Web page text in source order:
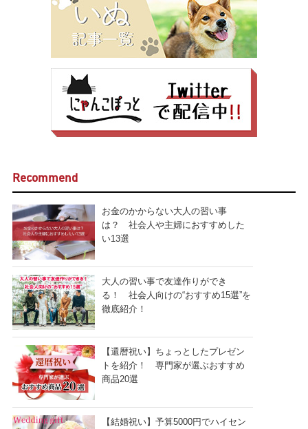
Recommend
お金のかからない大人の習い事
は？ 社会人や主婦におすすめした
い13選
大人の習い事で友達作りができ
る！ 社会人向けの“おすすめ15選”を
徹底紹介！
【還暦祝い】ちょっとしたプレゼン
トを紹介！ 専門家が選ぶおすすめ
商品20選
【結婚祝い】予算5000円でハイセン